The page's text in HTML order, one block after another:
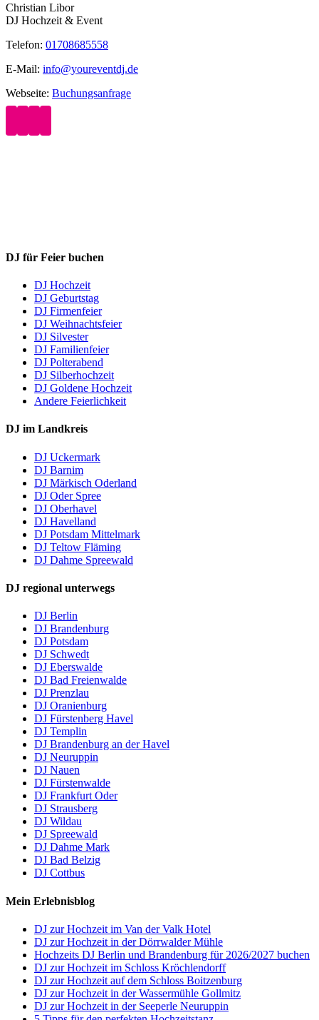
Christian Libor
DJ Hochzeit & Event
Telefon: 01708685558
E-Mail: info@youreventdj.de
Webseite: Buchungsanfrage
DJ für Feier buchen
DJ Hochzeit
DJ Geburtstag
DJ Firmenfeier
DJ Weihnachtsfeier
DJ Silvester
DJ Familienfeier
DJ Polterabend
DJ Silberhochzeit
DJ Goldene Hochzeit
Andere Feierlichkeit
DJ im Landkreis
DJ Uckermark
DJ Barnim
DJ Märkisch Oderland
DJ Oder Spree
DJ Oberhavel
DJ Havelland
DJ Potsdam Mittelmark
DJ Teltow Fläming
DJ Dahme Spreewald
DJ regional unterwegs
DJ Berlin
DJ Brandenburg
DJ Potsdam
DJ Schwedt
DJ Eberswalde
DJ Bad Freienwalde
DJ Prenzlau
DJ Oranienburg
DJ Fürstenberg Havel
DJ Templin
DJ Brandenburg an der Havel
DJ Neuruppin
DJ Nauen
DJ Fürstenwalde
DJ Frankfurt Oder
DJ Strausberg
DJ Wildau
DJ Spreewald
DJ Dahme Mark
DJ Bad Belzig
DJ Cottbus
Mein Erlebnisblog
DJ zur Hochzeit im Van der Valk Hotel
DJ zur Hochzeit in der Dörrwalder Mühle
Hochzeits DJ Berlin und Brandenburg für 2026/2027 buchen
DJ zur Hochzeit im Schloss Kröchlendorff
DJ zur Hochzeit auf dem Schloss Boitzenburg
DJ zur Hochzeit in der Wassermühle Gollmitz
DJ zur Hochzeit in der Seeperle Neuruppin